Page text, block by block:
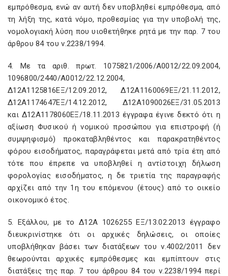
εμπρόθεσμα, ενώ αν αυτή δεν υποβληθεί εμπρόθεσμα, από
τη λήξη της, κατά νόμο, προθεσμίας για την υποβολή της,
νομολογιακή λύση που υιοθετήθηκε ρητά με την παρ. 7 του
άρθρου 84 του ν.2238/1994.
4. Με τα αριθ. πρωτ. 1075821/2006/Α0012/22.09.2004,
1096800/2440/Α0012/22.12.2004,
Δ12Α1125816ΕΞ/12.09.2012, Δ12Α1160069ΕΞ/21.11.2012,
Δ12Α1174647ΕΞ/14.12.2012, Δ12Α1090026ΕΞ/31.05.2013
και Δ12Α1178060ΕΞ/18.11.2013 έγγραφα έγινε δεκτό ότι η
αξίωση Φυσικού ή νομικού προσώπου για επιστροφή (ή
συμψηφισμό) προκαταβληθέντος και παρακρατηθέντος
φόρου εισοδήματος, παραγράφεται μετά από τρία έτη από
τότε που έπρεπε να υποβληθεί η αντίστοιχη δήλωση
φορολογίας εισοδήματος, η δε τριετία της παραγραφής
αρχίζει από την 1η του επόμενου (έτους) από το οικείο
οικονομικό έτος.
5. Εξάλλου, με το Δ12Α 1026255 ΕΞ/13.02.2013 έγγραφο
διευκρινίστηκε ότι οι αρχικές δηλώσεις, οι οποίες
υποβλήθηκαν βάσει των διατάξεων του ν.4002/2011 δεν
θεωρούνται αρχικές εμπρόθεσμες και εμπίπτουν στις
διατάξεις της παρ. 7 του άρθρου 84 του ν.2238/1994 περί